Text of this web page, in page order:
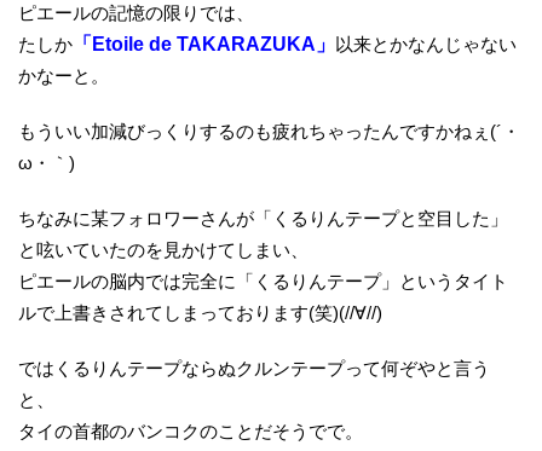
ピエールの記憶の限りでは、
たしか 「Etoile de TAKARAZUKA」 以来とかなんじゃない
かなーと。
もういい加減びっくりするのも疲れちゃったんですかねぇ(´・
ω・｀)
ちなみに某フォロワーさんが「くるりんテープと空目した」
と呟いていたのを見かけてしまい、
ピエールの脳内では完全に「くるりんテープ」というタイト
ルで上書きされてしまっております(笑)(//∀//)
ではくるりんテープならぬクルンテープって何ぞやと言う
と、
タイの首都のバンコクのことだそうでで。